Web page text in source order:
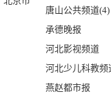
唐山公共频道(4)
承德晚报
河北影视频道
河北少儿科教频
燕赵都市报